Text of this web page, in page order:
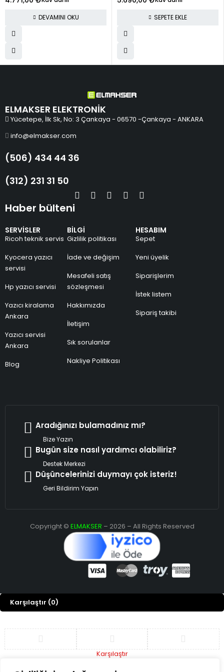
DEVAMINI OKU SEPETE EKLE
ELMAKSER ELEKTRONİK
Yücetepe, İlk Sk, No: 3 Çankaya - 06570 -Çankaya - ANKARA
info@elmakser.com
(506) 434 44 36
(312) 231 31 50
SERVİSLER
Ricoh teknik servis
Kyocera yazıcı
servisi
Hp yazıcı servisi
Yazıcı kiralama
Ankara
Yazıcı servisi
Ankara
Blog
BİLGİ
Gizlilik politikası
İade ve değişim
Mesafeli satış
sözleşmesi
Hakkımızda
İletişim
Sık sorulanlar
Nakliye Politikası
HESABIM
Sepet
Yeni üyelik
Siparişlerim
İstek listem
Sipariş takibi
Haber bülteni
Aradığınızı bulamadınız mı?
Bize Yazın
Bugün size nasıl yardımcı olabiliriz?
Destek Merkezi
Düşüncelerinizi duymayı çok isteriz!
Geri Bildirim Yapın
Copyright © ELMAKSER – 2026 – All Rights Reserved
Karşılaştır (0)
Karşılaştır